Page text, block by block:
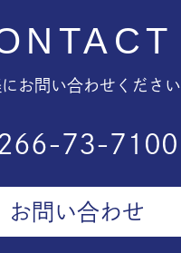
お問い合わせください
73-7100
お問い合わせ